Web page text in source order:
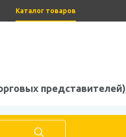
Каталог товаров